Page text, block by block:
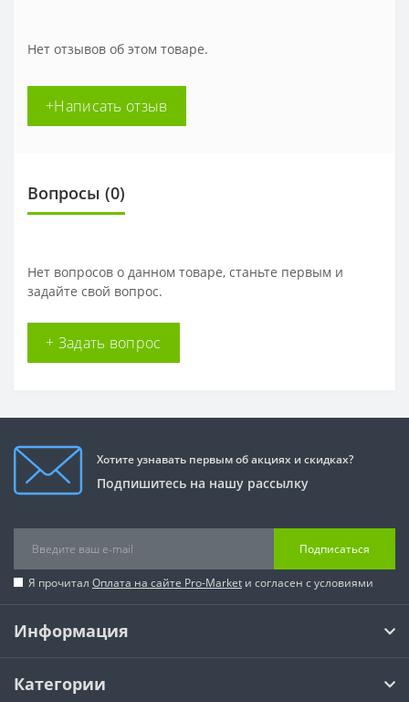
Нет отзывов об этом товаре.
+Написать отзыв
Вопросы (0)
Нет вопросов о данном товаре, станьте первым и
задайте свой вопрос.
+ Задать вопрос
Хотите узнавать первым об акциях и скидках?
Подпишитесь на нашу рассылку
Подписаться
Я прочитал Оплата на сайте Pro-Market и согласен с условиями
Информация
Категории